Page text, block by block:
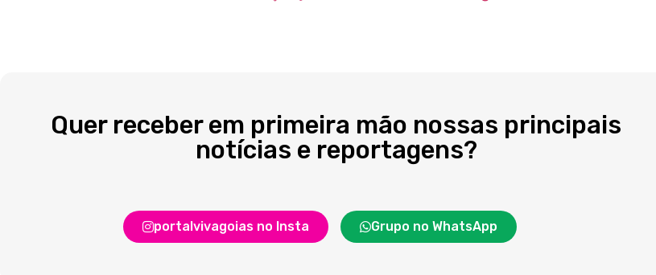
Quer receber em primeira mão nossas principais
notícias e reportagens?
portalvivagoias no Insta Grupo no WhatsApp